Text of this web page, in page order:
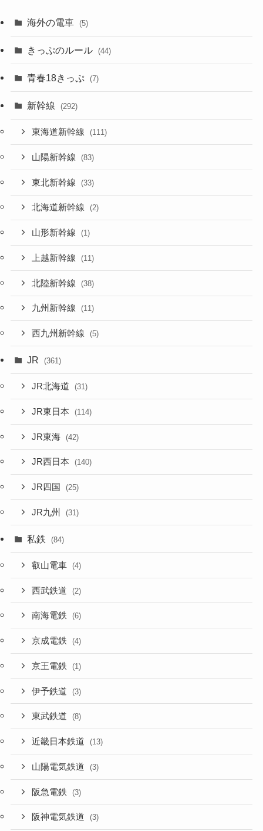
海外の電車 (5)
きっぷのルール (44)
青春18きっぷ (7)
新幹線 (292)
東海道新幹線 (111)
山陽新幹線 (83)
東北新幹線 (33)
北海道新幹線 (2)
山形新幹線 (1)
上越新幹線 (11)
北陸新幹線 (38)
九州新幹線 (11)
西九州新幹線 (5)
JR (361)
JR北海道 (31)
JR東日本 (114)
JR東海 (42)
JR西日本 (140)
JR四国 (25)
JR九州 (31)
私鉄 (84)
叡山電車 (4)
西武鉄道 (2)
南海電鉄 (6)
京成電鉄 (4)
京王電鉄 (1)
伊予鉄道 (3)
東武鉄道 (8)
近畿日本鉄道 (13)
山陽電気鉄道 (3)
阪急電鉄 (3)
阪神電気鉄道 (3)